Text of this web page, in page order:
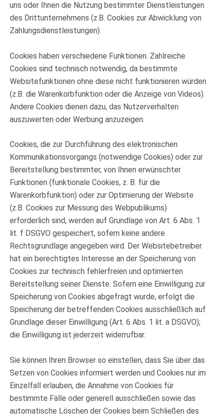
uns oder Ihnen die Nutzung bestimmter Dienstleistungen
des Drittunternehmens (z.B. Cookies zur Abwicklung von
Zahlungsdienstleistungen).
Cookies haben verschiedene Funktionen. Zahlreiche
Cookies sind technisch notwendig, da bestimmte
Websitefunktionen ohne diese nicht funktionieren würden
(z.B. die Warenkorbfunktion oder die Anzeige von Videos).
Andere Cookies dienen dazu, das Nutzerverhalten
auszuwerten oder Werbung anzuzeigen.
Cookies, die zur Durchführung des elektronischen
Kommunikationsvorgangs (notwendige Cookies) oder zur
Bereitstellung bestimmter, von Ihnen erwünschter
Funktionen (funktionale Cookies, z. B. für die
Warenkorbfunktion) oder zur Optimierung der Website
(z.B. Cookies zur Messung des Webpublikums)
erforderlich sind, werden auf Grundlage von Art. 6 Abs. 1
lit. f DSGVO gespeichert, sofern keine andere
Rechtsgrundlage angegeben wird. Der Websitebetreiber
hat ein berechtigtes Interesse an der Speicherung von
Cookies zur technisch fehlerfreien und optimierten
Bereitstellung seiner Dienste. Sofern eine Einwilligung zur
Speicherung von Cookies abgefragt wurde, erfolgt die
Speicherung der betreffenden Cookies ausschließlich auf
Grundlage dieser Einwilligung (Art. 6 Abs. 1 lit. a DSGVO);
die Einwilligung ist jederzeit widerrufbar.
Sie können Ihren Browser so einstellen, dass Sie über das
Setzen von Cookies informiert werden und Cookies nur im
Einzelfall erlauben, die Annahme von Cookies für
bestimmte Fälle oder generell ausschließen sowie das
automatische Löschen der Cookies beim Schließen des